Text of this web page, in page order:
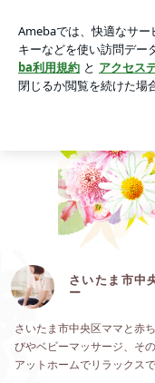
アプリをダウンロード
ょう。
さいたま市中
ー
さいたま市中央区ママと赤
びやベビーマッサージ、そ
アットホームでリラックス